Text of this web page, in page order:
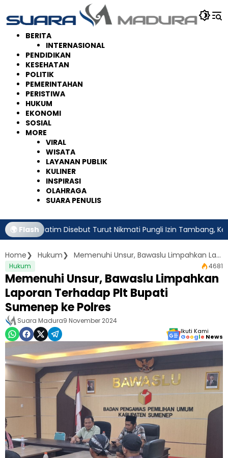
ke
konten
BERITA
INTERNASIONAL
PENDIDIKAN
KESEHATAN
POLITIK
PEMERINTAHAN
PERISTIWA
HUKUM
EKONOMI
SOSIAL
MORE
VIRAL
WISATA
LAYANAN PUBLIK
KULINER
INSPIRASI
OLAHRAGA
SUARA PENULIS
🌍 Flash
Jatim Disebut Turut Nikmati Pungli Izin Tambang, Kejagung
Home Hukum Memenuhi Unsur, Bawaslu Limpahkan Laporan Terhadap Plt Bupati Sumenep ke Polres
Hukum 4681
Memenuhi Unsur, Bawaslu Limpahkan
Laporan Terhadap Plt Bupati
Sumenep ke Polres
Suara Madura9 November 2024
Ikuti Kami
Google News